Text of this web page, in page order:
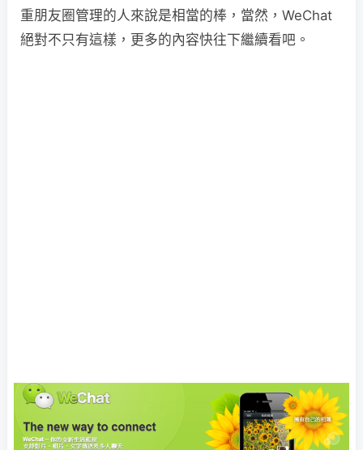
重朋友圈管理的人來說是相當的棒，當然，WeChat
絕對不只有這樣，更多的內容快往下繼續看吧。